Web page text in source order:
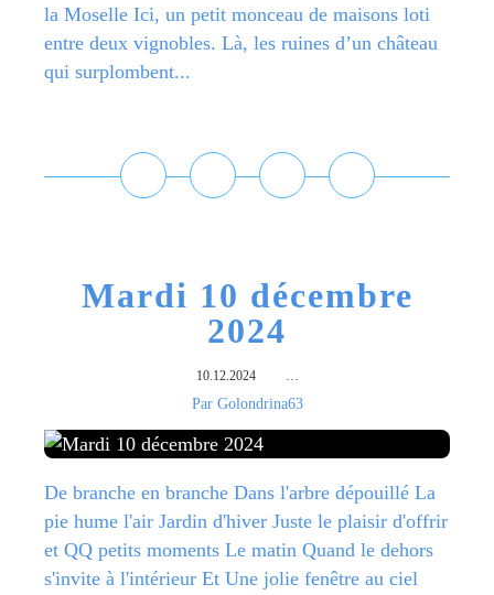
la Moselle Ici, un petit monceau de maisons loti
entre deux vignobles. Là, les ruines d’un château
qui surplombent...
Mardi 10 décembre
2024
10.12.2024 …
Par Golondrina63
De branche en branche Dans l'arbre dépouillé La
pie hume l'air Jardin d'hiver Juste le plaisir d'offrir
et QQ petits moments Le matin Quand le dehors
s'invite à l'intérieur Et Une jolie fenêtre au ciel